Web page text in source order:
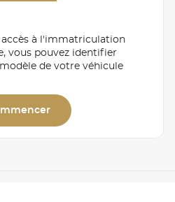
accès à l'immatriculation
vous pouvez identifier
de votre véhicule